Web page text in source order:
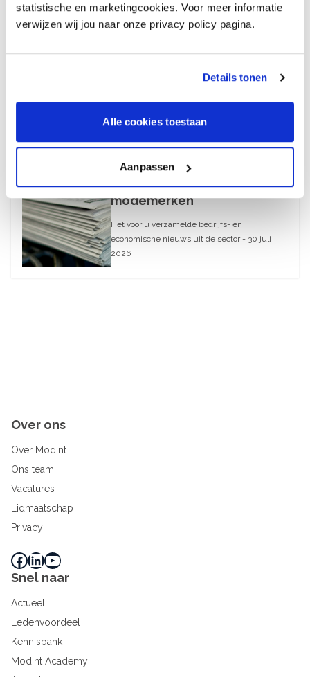
statistische en marketingcookies. Voor meer informatie
verwijzen wij jou naar onze privacy policy pagina.
Details tonen
Alle cookies toestaan
Aanpassen
Recalls Alert Clothing,
Footwear & More – nr. 9,
6 augustus 2026
What’s Up – AI-blunders bij
webwinkels en
modemerken
30 juli 2026
Het voor u verzamelde bedrijfs- en
economische nieuws uit de sector - 30 juli
2026
Over ons
Over Modint
Ons team
Vacatures
Lidmaatschap
Privacy
Facebook LinkedIn YouTube
Snel naar
Actueel
Ledenvoordeel
Kennisbank
Modint Academy